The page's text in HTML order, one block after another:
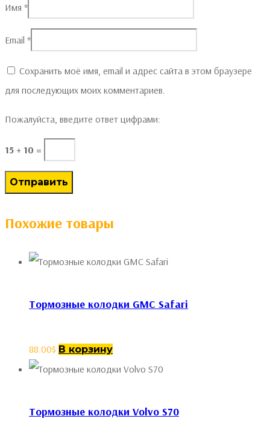
Имя *
Email *
Сохранить моё имя, email и адрес сайта в этом браузере
для последующих моих комментариев.
Пожалуйста, введите ответ цифрами:
15 + 10 =
Похожие товары
Тормозные колодки GMC Safari
88.00$ В корзину
Тормозные колодки Volvo S70